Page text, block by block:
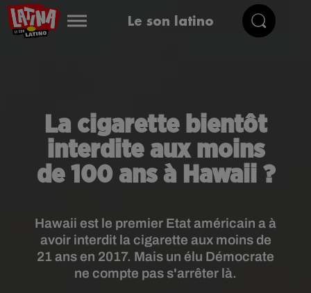
Le son latino
La cigarette bientôt
interdite aux moins
de 100 ans à Hawaii ?
Hawaii est le premier Etat américain a à
avoir interdit la cigarette aux moins de
21 ans en 2017. Mais un élu Démocrate
ne compte pas s'arrêter là.